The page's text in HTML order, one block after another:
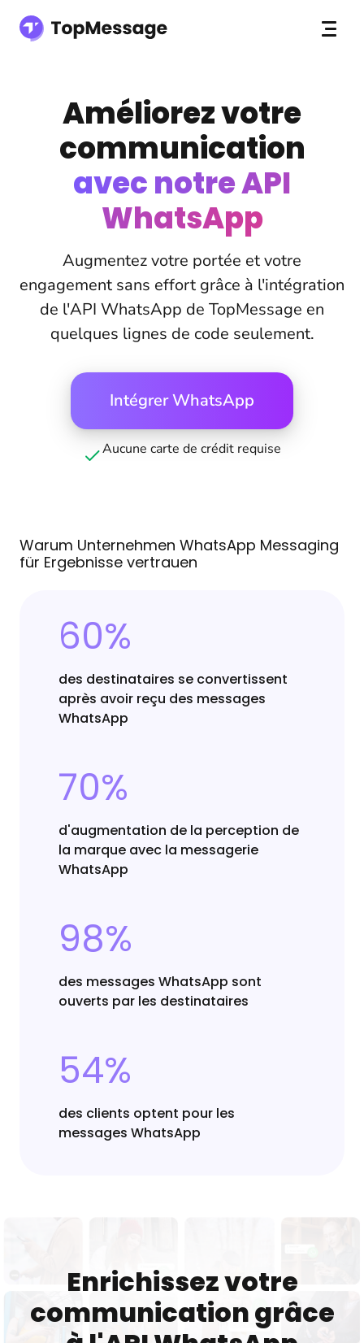
Améliorez votre
communication
avec notre API
WhatsApp
Augmentez votre portée et votre
engagement sans effort grâce à l'intégration
de l'API WhatsApp de TopMessage en
quelques lignes de code seulement.
Intégrer WhatsApp
Aucune carte de crédit requise
Warum Unternehmen WhatsApp Messaging
für Ergebnisse vertrauen
60%
des destinataires se convertissent
après avoir reçu des messages
WhatsApp
70%
d'augmentation de la perception de
la marque avec la messagerie
WhatsApp
98%
des messages WhatsApp sont
ouverts par les destinataires
54%
des clients optent pour les
messages WhatsApp
Enrichissez votre
communication grâce